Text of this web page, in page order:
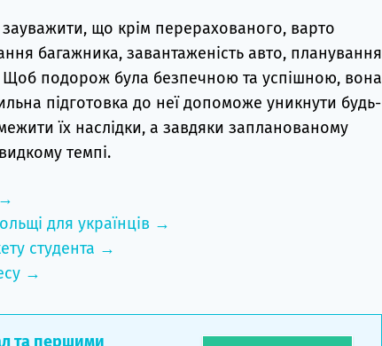
що крім перерахованого, варто
багажника, завантаженість авто, планування
Щоб подорож була безпечною та успішною, вона
підготовка до неї допоможе уникнути будь-
їх наслідки, а завдяки запланованому
темпі.
для українців →
студента →
→
та першими